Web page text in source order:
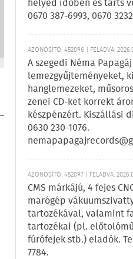
helyed időben és tarts
0670 387-6993, 0670
AZONOSÍTÓ: 452096 | FELADVA:
A szegedi Néma
lemezgyűjteményeket,
hanglemezeket,
zenei CD-ket korrekt
készpénzért. Kiszállási
0630 230-1076.
AZONOSÍTÓ: 452097 | FELADVA:
CMS márkájú, 4 fejes
marógép
tartozékával, valamint
tartozékai (pl.
fúrófejek stb.) eladók.
7784.